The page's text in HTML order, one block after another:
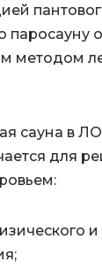
паросауну
методом
сауна в
для
и